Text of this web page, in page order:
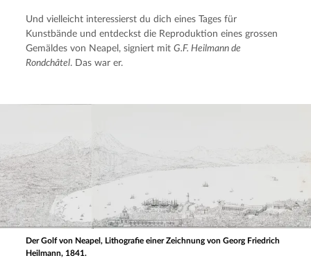
Und vielleicht interessierst du dich eines Tages für
Kunstbände und entdeckst die Reproduktion eines grossen
Gemäldes von Neapel, signiert mit G.F. Heilmann de
Rondchâtel. Das war er.
Der Golf von Neapel, Lithografie einer Zeichnung von Georg Friedrich
Heilmann, 1841.